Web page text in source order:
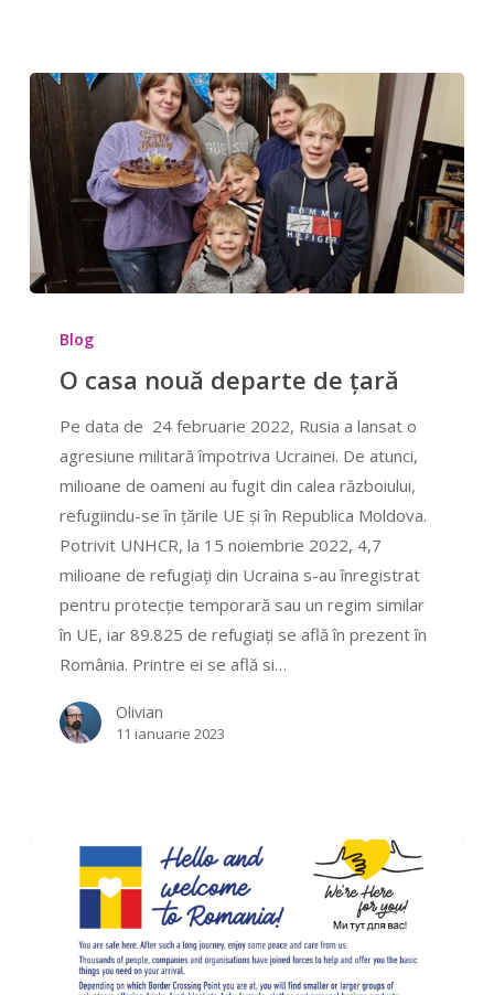
casa
departe
Blog
O casa nouă departe de țară
Pe data de 24 februarie 2022, Rusia a lansat o
agresiune militară împotriva Ucrainei. De atunci,
milioane de oameni au fugit din calea războiului,
refugiindu-se în țările UE și în Republica Moldova.
Potrivit UNHCR, la 15 noiembrie 2022, 4,7
milioane de refugiați din Ucraina s-au înregistrat
pentru protecție temporară sau un regim similar
în UE, iar 89.825 de refugiați se află în prezent în
România. Printre ei se află si…
Olivian
11 ianuarie 2023